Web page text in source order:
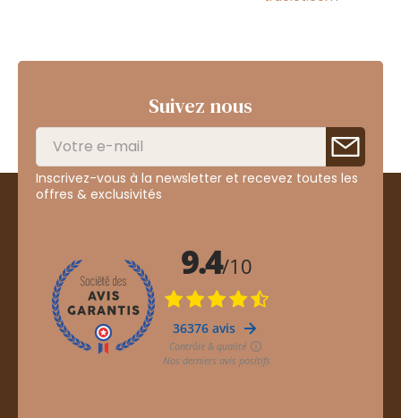
Suivez nous
Inscrivez-vous à la newsletter et recevez toutes les
offres & exclusivités